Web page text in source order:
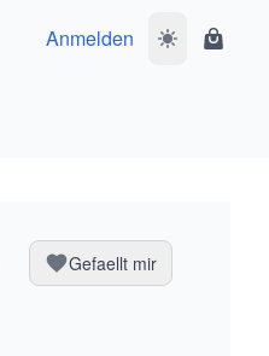
Anmelden
Gefaellt mir